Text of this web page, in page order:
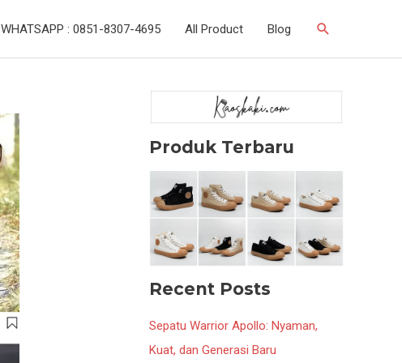
WHATSAPP : 0851-8307-4695 All Product Blog Search
Produk Terbaru
Recent Posts
Sepatu Warrior Apollo: Nyaman,
Kuat, dan Generasi Baru